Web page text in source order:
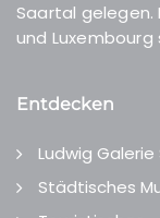
Saartal gelegen.
und
Entdecken
Ludwig Galerie
Städtisches